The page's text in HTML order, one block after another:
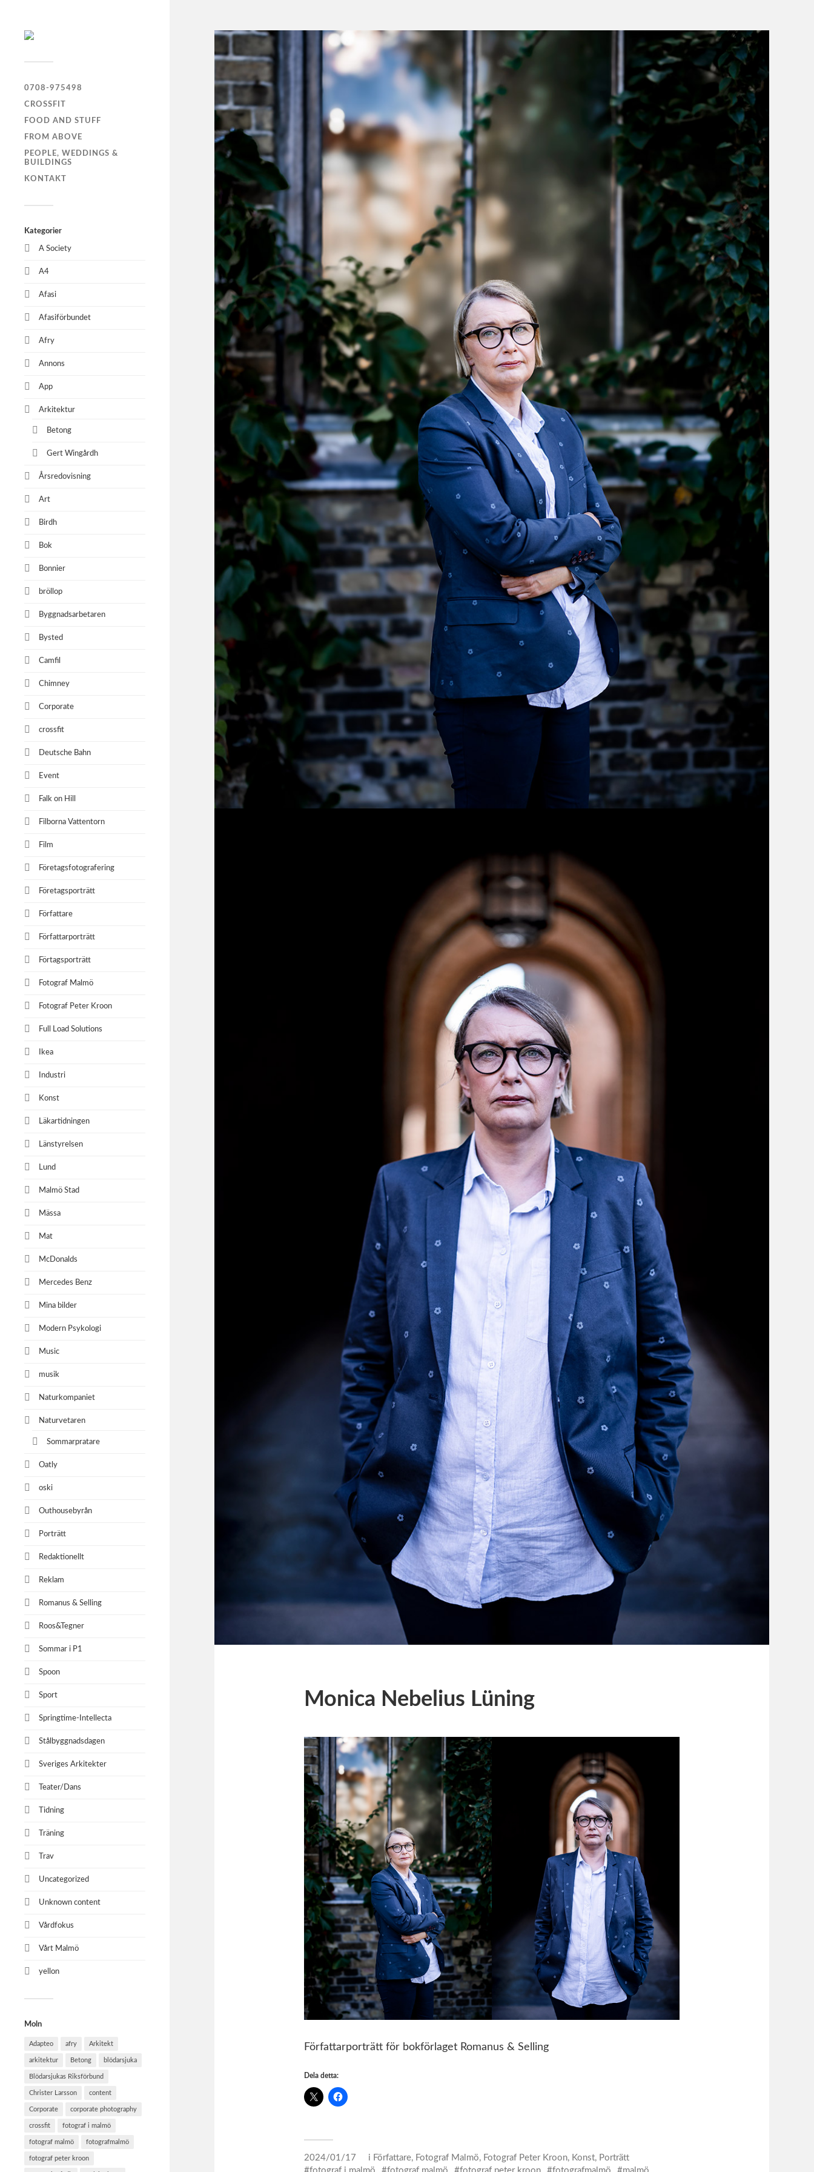
0708-975498
CROSSFIT
FOOD AND STUFF
FROM ABOVE
PEOPLE, WEDDINGS &
BUILDINGS
KONTAKT
Kategorier
A Society
A4
Afasi
Afasiförbundet
Afry
Annons
App
Arkitektur
Betong
Gert Wingårdh
Årsredovisning
Art
Birdh
Bok
Bonnier
bröllop
Byggnadsarbetaren
Bysted
Camfil
Chimney
Corporate
crossfit
Deutsche Bahn
Event
Falk on Hill
Filborna Vattentorn
Film
Företagsfotografering
Företagsporträtt
Författare
Författarporträtt
Förtagsporträtt
Fotograf Malmö
Fotograf Peter Kroon
Full Load Solutions
Ikea
Industri
Konst
Läkartidningen
Länstyrelsen
Lund
Malmö Stad
Mässa
Mat
McDonalds
Mercedes Benz
Mina bilder
Modern Psykologi
Music
musik
Naturkompaniet
Naturvetaren
Sommarpratare
Oatly
oski
Outhousebyrån
Porträtt
Redaktionellt
Reklam
Romanus & Selling
Roos&Tegner
Sommar i P1
Spoon
Sport
Springtime-Intellecta
Stålbyggnadsdagen
Sveriges Arkitekter
Teater/Dans
Tidning
Träning
Trav
Uncategorized
Unknown content
Vårdfokus
Vårt Malmö
yellon
Moln
Adapteo afry Arkitekt
arkitektur Betong blödarsjuka
Blödarsjukas Riksförbund
Christer Larsson content
Corporate corporate photography
crossfit fotograf i malmö
fotograf malmö fotografmalmö
fotograf peter kroon
Monica Nebelius Lüning
Författarporträtt för bokförlaget Romanus & Selling
Dela detta:
2024/01/17 i Författare, Fotograf Malmö, Fotograf Peter Kroon, Konst, Porträtt